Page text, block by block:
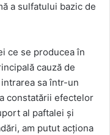
a sulfatului bazic de
ce se producea în
cauză de
sa într-un
constatării efectelor
al paftalei şi
am putut acţiona